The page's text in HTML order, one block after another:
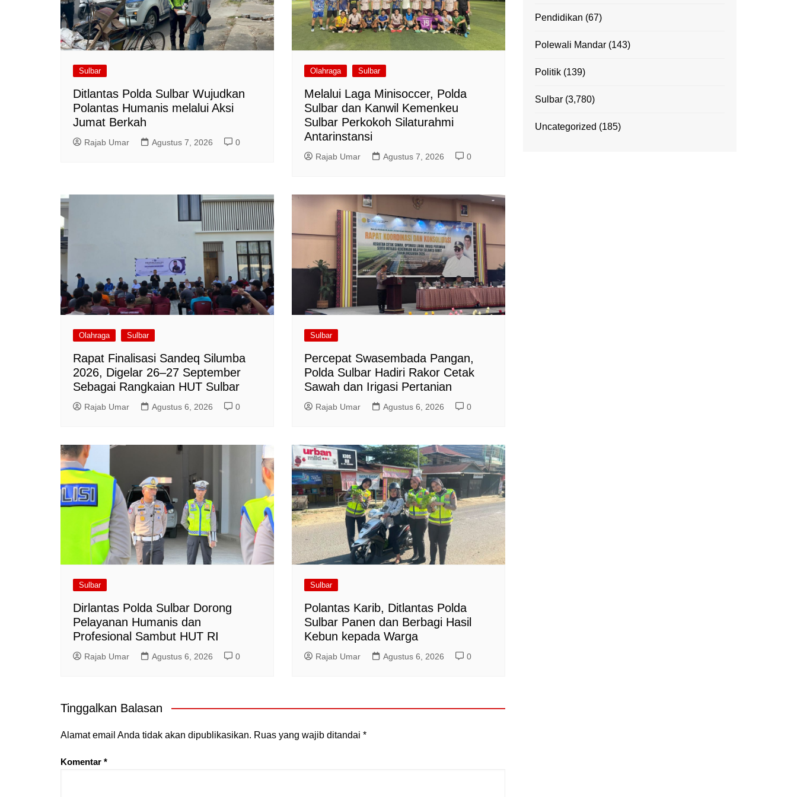
Sulbar
Ditlantas Polda Sulbar Wujudkan
Polantas Humanis melalui Aksi
Jumat Berkah
Rajab Umar Agustus 7, 2026 0
Olahraga Sulbar
Melalui Laga Minisoccer, Polda
Sulbar dan Kanwil Kemenkeu
Sulbar Perkokoh Silaturahmi
Antarinstansi
Rajab Umar Agustus 7, 2026 0
Olahraga Sulbar
Rapat Finalisasi Sandeq Silumba
2026, Digelar 26–27 September
Sebagai Rangkaian HUT Sulbar
Rajab Umar Agustus 6, 2026 0
Sulbar
Percepat Swasembada Pangan,
Polda Sulbar Hadiri Rakor Cetak
Sawah dan Irigasi Pertanian
Rajab Umar Agustus 6, 2026 0
Sulbar
Dirlantas Polda Sulbar Dorong
Pelayanan Humanis dan
Profesional Sambut HUT RI
Rajab Umar Agustus 6, 2026 0
Sulbar
Polantas Karib, Ditlantas Polda
Sulbar Panen dan Berbagi Hasil
Kebun kepada Warga
Rajab Umar Agustus 6, 2026 0
Tinggalkan Balasan
Alamat email Anda tidak akan dipublikasikan. Ruas yang wajib ditandai *
Komentar *
Pendidikan (67)
Polewali Mandar (143)
Politik (139)
Sulbar (3,780)
Uncategorized (185)